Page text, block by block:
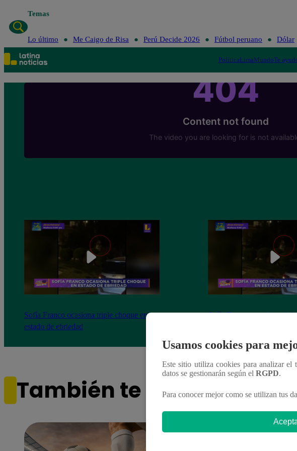
Temas
Lo último Me Caigo de Risa Perú Decide 2026 Fútbol peruano Dólar
PolíticaLimaMundoTe
Sofía Franco ocasiona triple choque en
estado de ebriedad
Sofía Franco ocasiona
También te puede
Usamos cookies para
Este sitio utiliza cookies para analizar
datos se gestionarán según el RGPD.
Para conocer mejor como se utilizan tus